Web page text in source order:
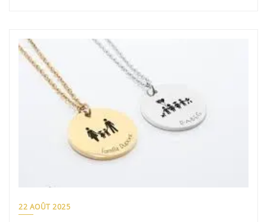
22 AOÛT 2025